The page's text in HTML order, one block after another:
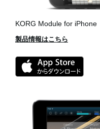
KORG Module for iPhone
製品情報はこちら